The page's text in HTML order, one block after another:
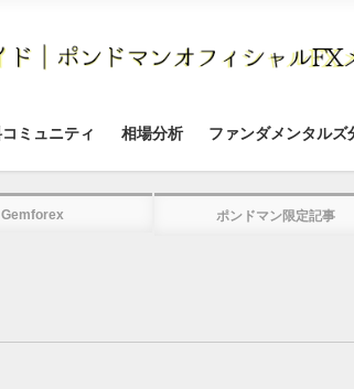
ミュニティ 相場分析 ファンダメンタルズ
Gemforex ポンドマン限定記事